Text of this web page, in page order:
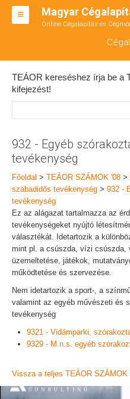
Magyar
Online Cégalapítás és
BT ALAPÍTÁS
RT ALAPÍTÁS
TEÁOR SZÁMOK '08
KAPCSOLAT
IRODÁK
TEÁOR kereséshez írja be a
kifejezést!
932 - Egyéb
tevékenység
Főoldal > TEÁOR SZÁMOK '08 >
szabadidős tevékenység > 932 -
tevékenység
Ez az alágazat tartalmazza az
tevékenységeket nyújtó
választékát. Idetartozik a
mint pl. a csúszda, vízi csúszda,
üzemeltetése, játékok,
működtetése és szervezése.
Nem idetartozik a sport-, a
valamint az egyéb művészeti és
tevékenység
9321 - Vidámparki,
9329 - M.n.s. egyéb
Vissza a teljes TEÁOR SZÁMOK